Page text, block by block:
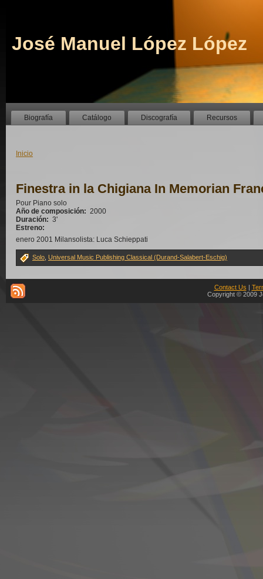
José Manuel López López
Biografía Catálogo Discografía Recursos
Inicio
Finestra in la Chigiana In Memorian
Pour Piano solo
Año de composición: 2000
Duración: 3'
Estreno:
enero 2001 Milansolista: Luca Schieppati
Solo Universal Music Publishing Classical (Durand-Salabert-Eschig)
Contact Us |
Copyright © 2009